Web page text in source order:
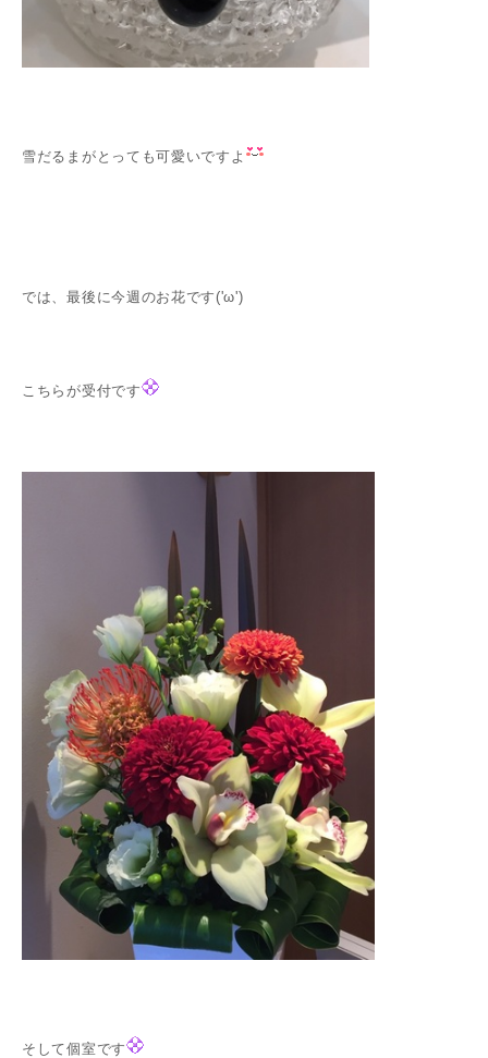
雪だるまがとっても可愛いですよ
では、最後に今週のお花です('ω')
こちらが受付です
そして個室です